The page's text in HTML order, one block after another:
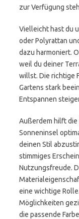
zur Verfügung
Vielleicht hast du
oder Polyrattan
dazu harmoniert.
weil du deiner
willst. Die richtige
Gartens stark
Entspannen
Außerdem hilft die
Sonneninsel
deinen Stil
stimmiges
Nutzungsfreude.
eine wichtige
Möglichkeiten
die passende